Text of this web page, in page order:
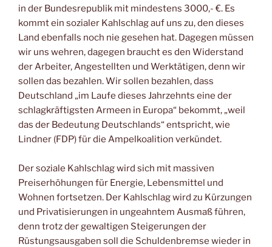
in der Bundesrepublik mit mindestens 3000,- €. Es
kommt ein sozialer Kahlschlag auf uns zu, den dieses
Land ebenfalls noch nie gesehen hat. Dagegen müssen
wir uns wehren, dagegen braucht es den Widerstand
der Arbeiter, Angestellten und Werktätigen, denn wir
sollen das bezahlen. Wir sollen bezahlen, dass
Deutschland „im Laufe dieses Jahrzehnts eine der
schlagkräftigsten Armeen in Europa“ bekommt, „weil
das der Bedeutung Deutschlands“ entspricht, wie
Lindner (FDP) für die Ampelkoalition verkündet.
Der soziale Kahlschlag wird sich mit massiven
Preiserhöhungen für Energie, Lebensmittel und
Wohnen fortsetzen. Der Kahlschlag wird zu Kürzungen
und Privatisierungen in ungeahntem Ausmaß führen,
denn trotz der gewaltigen Steigerungen der
Rüstungsausgaben soll die Schuldenbremse wieder in